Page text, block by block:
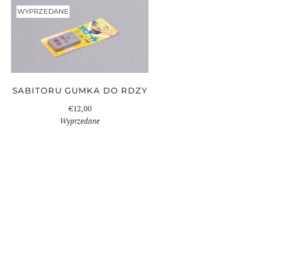
WYPRZEDANE
SABITORU GUMKA DO RDZY
€12,00
Wyprzedane